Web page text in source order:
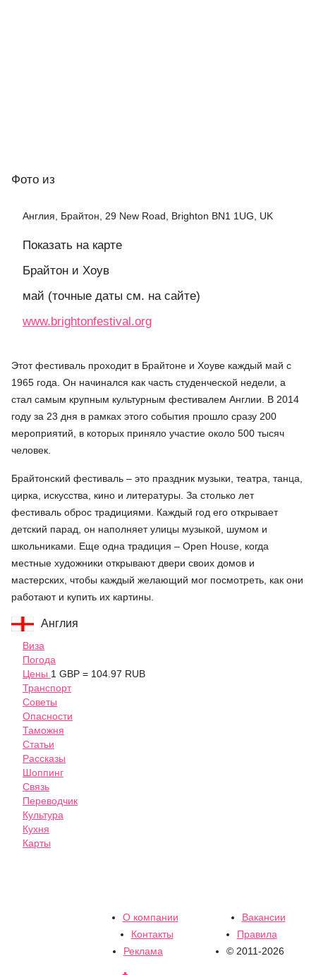
Фото из
Англия, Брайтон, 29 New Road, Brighton BN1 1UG, UK
Показать на карте
Брайтон и Хоув
май (точные даты см. на сайте)
www.brightonfestival.org
Этот фестиваль проходит в Брайтоне и Хоуве каждый май с
1965 года. Он начинался как часть студенческой недели, а
стал самым крупным культурным фестивалем Англии. В 2014
году за 23 дня в рамках этого события прошло сразу 200
мероприятий, в которых приняло участие около 500 тысяч
человек.
Брайтонский фестиваль – это праздник музыки, театра, танца,
цирка, искусства, кино и литературы. За столько лет
фестиваль оброс традициями. Каждый год его открывает
детский парад, он наполняет улицы музыкой, шумом и
школьниками. Еще одна традиция – Open House, когда
местные художники открывают двери своих домов и
мастерских, чтобы каждый желающий мог посмотреть, как они
работают и купить их картины.
Англия
Виза
Погода
Цены 1 GBP = 104.97 RUB
Транспорт
Советы
Опасности
Таможня
Статьи
Рассказы
Шоппинг
Связь
Переводчик
Культура
Кухня
Карты
О компании
Вакансии
Контакты
Правила
Реклама
© 2011-2026